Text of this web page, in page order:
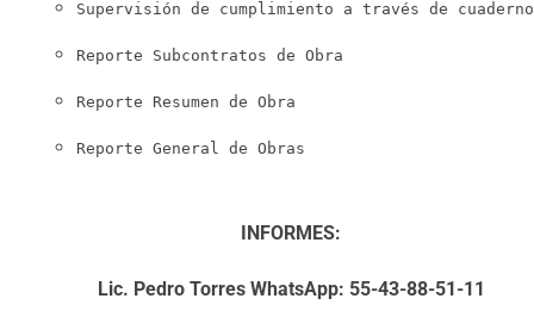
Supervisión de cumplimiento a través de
Reporte Subcontratos de Obra
Reporte Resumen de Obra
Reporte General de Obras
INFORMES:
Lic. Pedro Torres WhatsApp: 55-43-88-51-11